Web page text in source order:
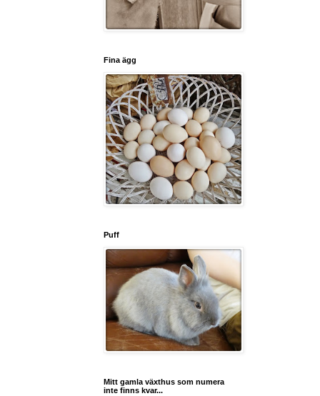
Fina ägg
Puff
Mitt gamla växthus som numera
inte finns kvar...